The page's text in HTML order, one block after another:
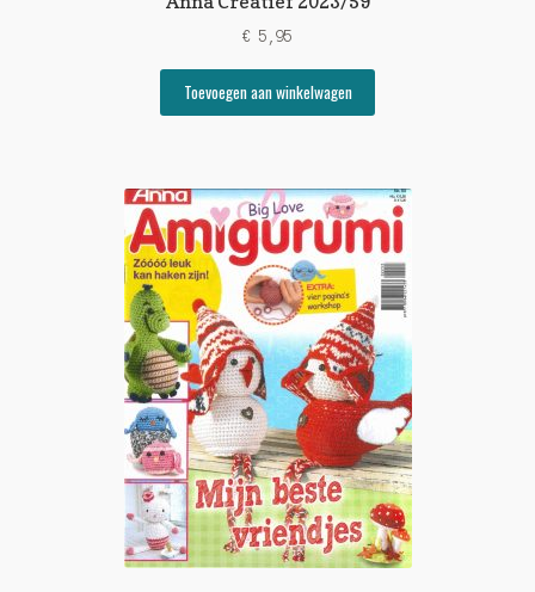
€ 5,95
Toevoegen aan winkelwagen